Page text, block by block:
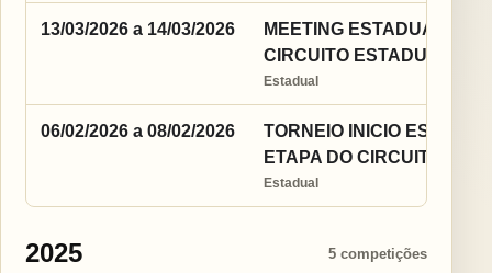
13/03/2026 a 14/03/2026
MEETING ESTADUAL DE
CIRCUITO ESTADUAL
Estadual
06/02/2026 a 08/02/2026
TORNEIO INICIO
ETAPA DO CIRCUITO
Estadual
2025 5 competições